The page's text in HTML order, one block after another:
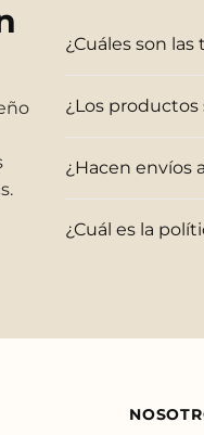
¿Cuáles son
¿Los productos
¿Hacen envíos
¿Cuál es la